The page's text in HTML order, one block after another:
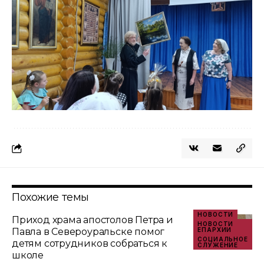
Похожие темы
НОВОСТИ
НОВОСТИ
ЕПАРХИИ
СОЦИАЛЬНОЕ
СЛУЖЕНИЕ
Приход храма апостолов Петра и
Павла в Североуральске помог
детям сотрудников собраться к
школе